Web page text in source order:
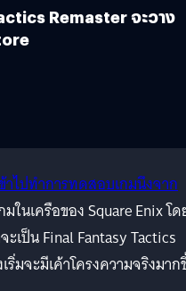
Remaster จะวาง
าไปทำการทดสอบเกมนึงจาก
นเครือของ Square Enix โ
เป็น Final Fantasy Tactics
มจะมีเค้าโครงความจริงมา